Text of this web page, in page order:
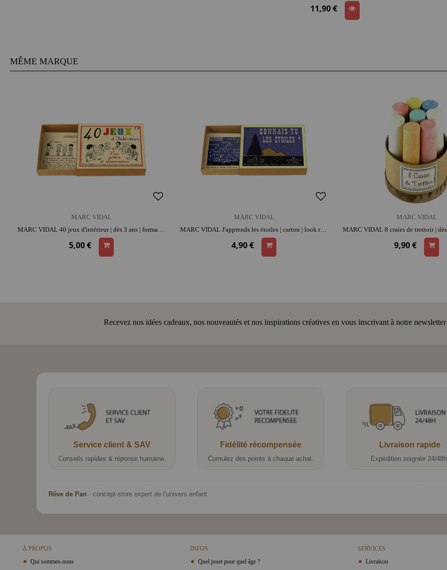
11,90 €
MÊME MARQUE
MARC VIDAL
MARC VIDAL 40 jeux d'intérieur | dès 3 ans | format poche | moment convivial | esprit d'équipe
5,00 €
MARC VIDAL
MARC VIDAL J'apprends les étoiles | carton | look rétro | format poche | moment convivial et intergénérationnel | jeu éducatif
4,90 €
MARC VIDAL
9,90 €
Recevez nos idées cadeaux, nos nouveautés et nos inspirations créatives en vous inscrivant à notre newsletter
Service client & SAV
Conseils rapides & réponse humaine.
Fidélité récompensée
Cumulez des points à chaque achat.
Livraison rapide
Expédition soignée 24/
Rêve de Pan · concept-store expert de l’univers enfant
À PROPOS
Qui sommes-nous
INFOS
Quel jouet pour quel âge ?
SERVICES
Livraison